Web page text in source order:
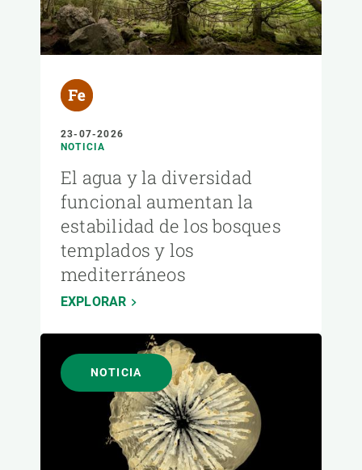
23-07-2026
NOTICIA
El agua y la diversidad
funcional aumentan la
estabilidad de los bosques
templados y los
mediterráneos
EXPLORAR
NOTICIA